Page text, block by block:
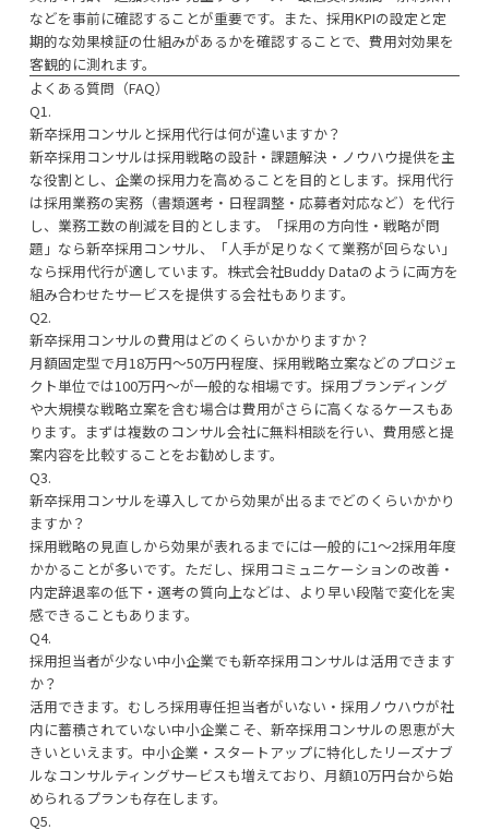
などを事前に確認することが重要です。また、採用KPIの設定と定
期的な効果検証の仕組みがあるかを確認することで、費用対効果を
客観的に測れます。
よくある質問（FAQ）
Q1.
新卒採用コンサルと採用代行は何が違いますか？
新卒採用コンサルは採用戦略の設計・課題解決・ノウハウ提供を主
な役割とし、企業の採用力を高めることを目的とします。採用代行
は採用業務の実務（書類選考・日程調整・応募者対応など）を代行
し、業務工数の削減を目的とします。「採用の方向性・戦略が問
題」なら新卒採用コンサル、「人手が足りなくて業務が回らない」
なら採用代行が適しています。株式会社Buddy Dataのように両方を
組み合わせたサービスを提供する会社もあります。
Q2.
新卒採用コンサルの費用はどのくらいかかりますか？
月額固定型で月18万円〜50万円程度、採用戦略立案などのプロジェ
クト単位では100万円〜が一般的な相場です。採用ブランディング
や大規模な戦略立案を含む場合は費用がさらに高くなるケースもあ
ります。まずは複数のコンサル会社に無料相談を行い、費用感と提
案内容を比較することをお勧めします。
Q3.
新卒採用コンサルを導入してから効果が出るまでどのくらいかかり
ますか？
採用戦略の見直しから効果が表れるまでには一般的に1〜2採用年度
かかることが多いです。ただし、採用コミュニケーションの改善・
内定辞退率の低下・選考の質向上などは、より早い段階で変化を実
感できることもあります。
Q4.
採用担当者が少ない中小企業でも新卒採用コンサルは活用できます
か？
活用できます。むしろ採用専任担当者がいない・採用ノウハウが社
内に蓄積されていない中小企業こそ、新卒採用コンサルの恩恵が大
きいといえます。中小企業・スタートアップに特化したリーズナブ
ルなコンサルティングサービスも増えており、月額10万円台から始
められるプランも存在します。
Q5.